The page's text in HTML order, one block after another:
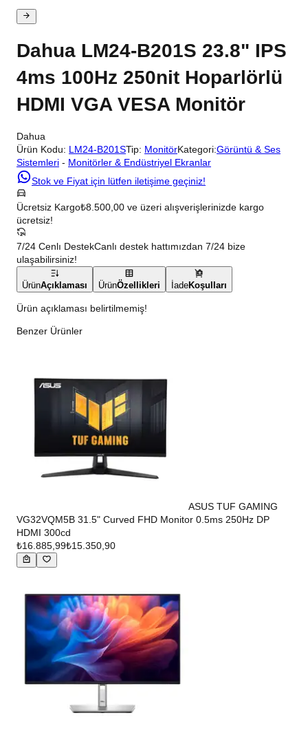
Dahua LM24-B201S 23.8" IPS
4ms 100Hz 250nit Hoparlörlü
HDMI VGA VESA Monitör
Dahua
Ürün Kodu: LM24-B201STip: MonitörKategori:Görüntü & Ses
Sistemleri - Monitörler & Endüstriyel Ekranlar
Stok ve Fiyat için lütfen iletişime geçiniz!
Ücretsiz Kargo₺8.500,00 ve üzeri alışverişlerinizde kargo
ücretsiz!
7/24 Cenlı DestekCanlı destek hattımızdan 7/24 bize
ulaşabilirsiniz!
ÜrünAçıklaması ÜrünÖzellikleri İadeKoşulları
Ürün açıklaması belirtilmemiş!
Benzer Ürünler
ASUS TUF GAMING
VG32VQM5B 31.5" Curved FHD Monitor 0.5ms 250Hz DP
HDMI 300cd
₺16.885,99₺15.350,90